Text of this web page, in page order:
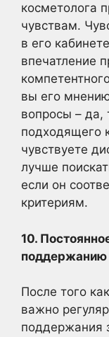
косметолога
чувствам.
в его
впечатление
вы его
вопросы – да,
подходящего
чувствуете
лучше
если он
критериям.
10.
поддержанию
После того
важно
поддержания